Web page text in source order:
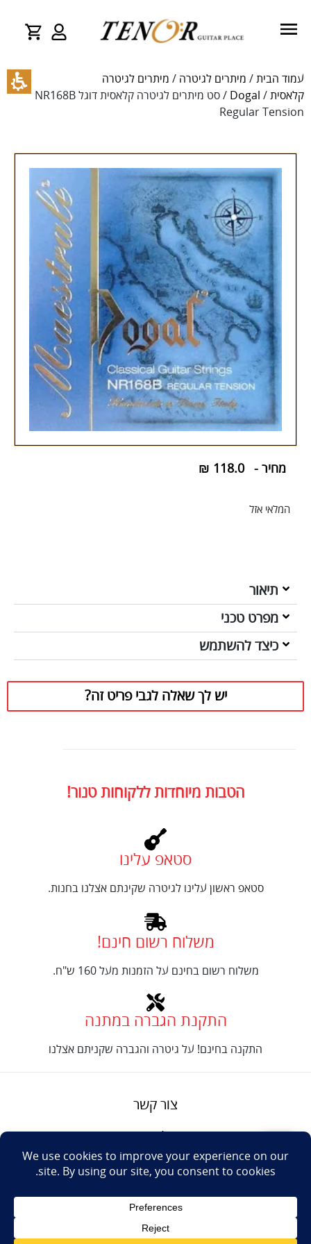
עמוד הבית / מיתרים לגיטרה / מיתרים לגיטרה
קלאסית /
Dogal
/ סט מיתרים לגיטרה קלאסית דוגל NR168B
Regular Tension
מחיר - ₪ 118.0
המלאי אזל
תיאור
מפרט טכני
כיצד להשתמש
יש לך שאלה לגבי פריט זה?
הטבות מיוחדות ללקוחות טנור!
סטאפ עלינו
סטאפ ראשון עלינו לגיטרה שקינתם אצלנו בחנות.
משלוח רשום חינם!
משלוח רשום בחינם על הזמנות מעל 160 ש"ח.
התקנת הגברה במתנה
התקנה בחינם! על גיטרה והגברה שקניתם אצלנו
צור קשר
על טנור
תנאים והגבלות
WhatsApp
© Tenor Music
Ltd
Design: Eshel